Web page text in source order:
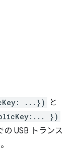
...}) と
})
USB トランス